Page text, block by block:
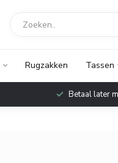
Rugzakken Tassen
Voor 21:00 besteld,
bezorging op zaterdag!